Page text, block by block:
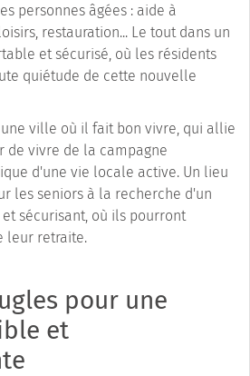
personnes âgées : aide à
restauration... Le tout dans un
et sécurisé, où les résidents
quiétude de cette nouvelle
une ville où il fait bon vivre, qui allie
de vivre de la campagne
d'une vie locale active. Un lieu
les seniors à la recherche d'un
sécurisant, où ils pourront
leur retraite.
pour une
et